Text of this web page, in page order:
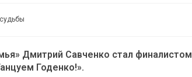
Дмитрий Савченко стал финалистом
Годенко!».